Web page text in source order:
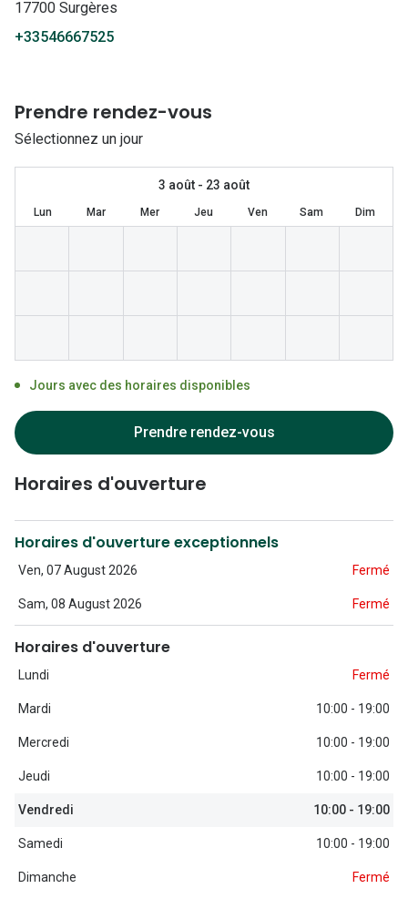
Formes
Lunettes
Lunettes
Coach
Unofficial
Armani
Polo
Michael
Nos
17700 Surgères
+33546667525
Prendre rendez-vous
Sélectionnez un jour
3 août - 23 août
Lun Mar Mer Jeu Ven Sam Dim
Jours avec des horaires disponibles
Prendre rendez-vous
Horaires d'ouverture
Horaires d'ouverture exceptionnels
Ven, 07 August 2026 Fermé
Sam, 08 August 2026 Fermé
Horaires d'ouverture
Lundi Fermé
Mardi 10:00 - 19:00
Mercredi 10:00 - 19:00
Jeudi 10:00 - 19:00
Vendredi 10:00 - 19:00
Samedi 10:00 - 19:00
Dimanche Fermé